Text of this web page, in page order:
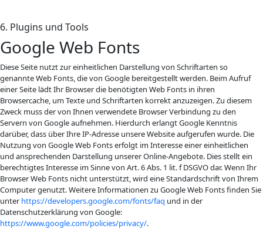
6. Plugins und Tools
Google Web Fonts
Diese Seite nutzt zur einheitlichen Darstellung von Schriftarten so
genannte Web Fonts, die von Google bereitgestellt werden. Beim Aufruf
einer Seite lädt Ihr Browser die benötigten Web Fonts in ihren
Browsercache, um Texte und Schriftarten korrekt anzuzeigen. Zu diesem
Zweck muss der von Ihnen verwendete Browser Verbindung zu den
Servern von Google aufnehmen. Hierdurch erlangt Google Kenntnis
darüber, dass über Ihre IP-Adresse unsere Website aufgerufen wurde. Die
Nutzung von Google Web Fonts erfolgt im Interesse einer einheitlichen
und ansprechenden Darstellung unserer Online-Angebote. Dies stellt ein
berechtigtes Interesse im Sinne von Art. 6 Abs. 1 lit. f DSGVO dar. Wenn Ihr
Browser Web Fonts nicht unterstützt, wird eine Standardschrift von Ihrem
Computer genutzt. Weitere Informationen zu Google Web Fonts finden Sie
unter https://developers.google.com/fonts/faq und in der
Datenschutzerklärung von Google:
https://www.google.com/policies/privacy/.